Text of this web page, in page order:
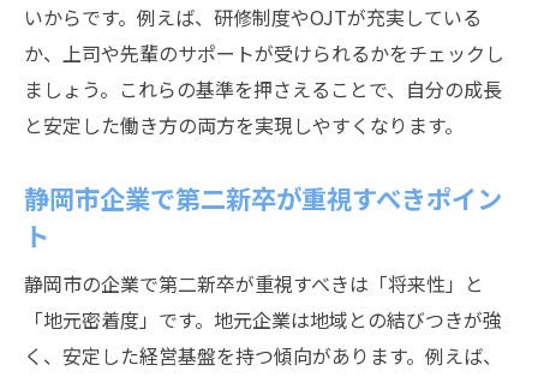
いからです。例えば、研修制度やOJTが充実している
か、上司や先輩のサポートが受けられるかをチェックし
ましょう。これらの基準を押さえることで、自分の成長
と安定した働き方の両方を実現しやすくなります。
静岡市企業で第二新卒が重視すべきポイン
ト
静岡市の企業で第二新卒が重視すべきは「将来性」と
「地元密着度」です。地元企業は地域との結びつきが強
く、安定した経営基盤を持つ傾向があります。例えば、